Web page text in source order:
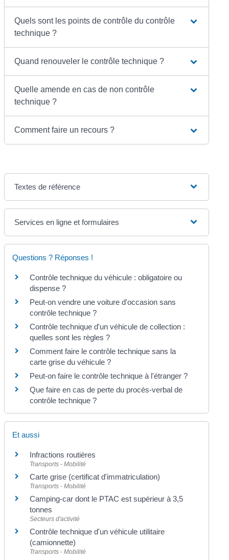
Quels sont les points de contrôle du contrôle
technique ?
Quand renouveler le contrôle technique ?
Quelle amende en cas de non contrôle
technique ?
Comment faire un recours ?
Textes de référence
Services en ligne et formulaires
Questions ? Réponses !
Contrôle technique du véhicule : obligatoire ou
dispense ?
Peut-on vendre une voiture d'occasion sans
contrôle technique ?
Contrôle technique d'un véhicule de collection :
quelles sont les règles ?
Comment faire le contrôle technique sans la
carte grise du véhicule ?
Peut-on faire le contrôle technique à l'étranger ?
Que faire en cas de perte du procès-verbal de
contrôle technique ?
Et aussi
Infractions routières
Transports - Mobilité
Carte grise (certificat d'immatriculation)
Transports - Mobilité
Camping-car dont le PTAC est supérieur à 3,5
tonnes
Secteurs d'activité
Contrôle technique d'un véhicule utilitaire
(camionnette)
Transports - Mobilité